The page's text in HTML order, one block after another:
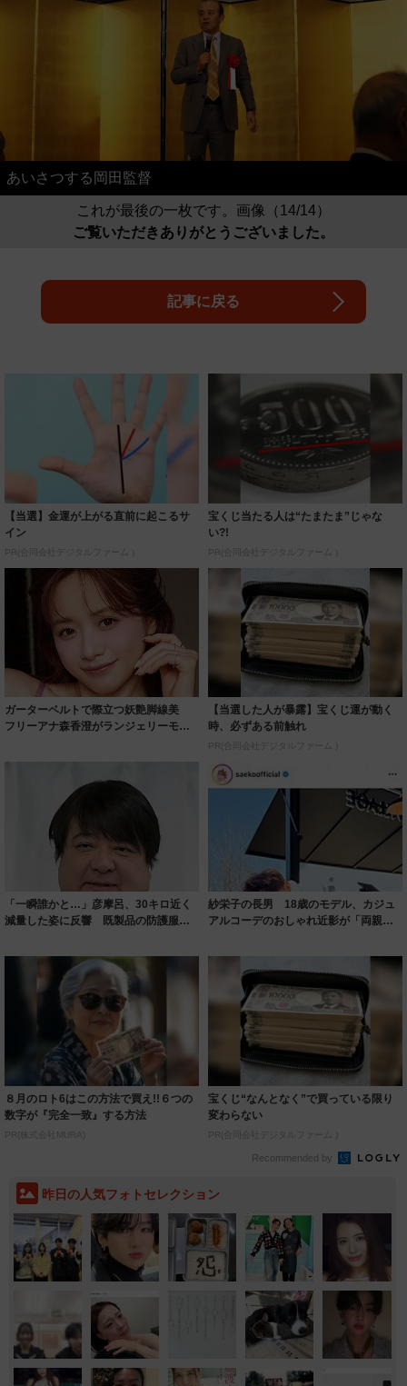
あいさつする岡田監督
これが最後の一枚です。画像（14/14）
ご覧いただきありがとうございました。
記事に戻る
【当選】金運が上がる直前に起こるサ
イン
PR(合同会社デジタルファーム )
宝くじ当たる人は“たまたま”じゃな
い?!
PR(合同会社デジタルファーム )
ガーターベルトで際立つ妖艶脚線美
フリーアナ森香澄がランジェリーモデ
【当選した人が暴露】宝くじ運が動く
時、必ずある前触れ
PR(合同会社デジタルファーム )
「一瞬誰かと…」彦摩呂、30キロ近く
減量した姿に反響 既製品の防護服が
紗栄子の長男 18歳のモデル、カジュ
アルコーデのおしゃれ近影が「両親の
８月のロト6はこの方法で買え!!６つの
数字が『完全一致』する方法
PR(株式会社MURA)
宝くじ“なんとなく”で買っている限り
変わらない
PR(合同会社デジタルファーム )
Recommended by
昨日の人気フォトセレクション